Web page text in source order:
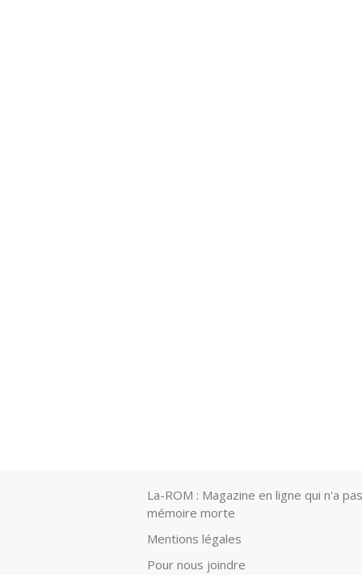
La-ROM : Magazine en ligne qui n'a
mémoire morte
Mentions légales
Pour nous joindre